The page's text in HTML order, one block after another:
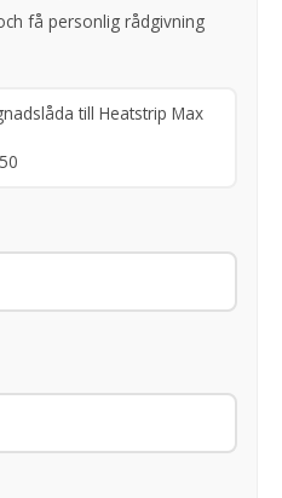
få personlig rådgivning
till Heatstrip Max